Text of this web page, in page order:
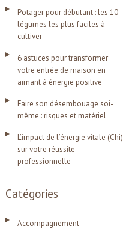
Potager pour débutant : les 10
légumes les plus faciles à
cultiver
6 astuces pour transformer
votre entrée de maison en
aimant à énergie positive
Faire son désembouage soi-
même : risques et matériel
L’impact de l’énergie vitale (Chi)
sur votre réussite
professionnelle
Catégories
Accompagnement